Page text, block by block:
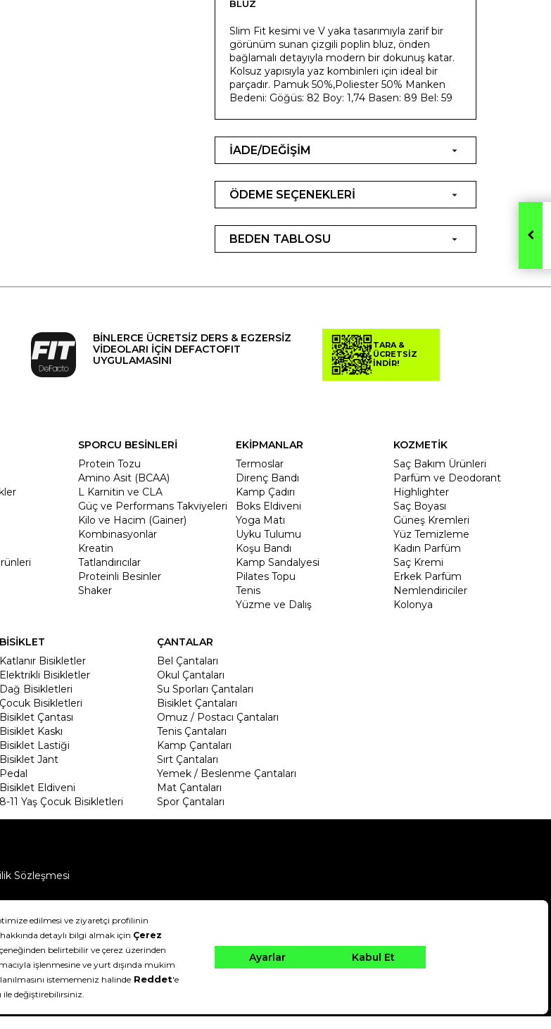
BLUZ
Slim Fit kesimi ve V yaka tasarımıyla zarif bir
görünüm sunan çizgili poplin bluz, önden
bağlamalı detayıyla modern bir dokunuş katar.
Kolsuz yapısıyla yaz kombinleri için ideal bir
parçadır. Pamuk 50%,Poliester 50% Manken
Bedeni: Göğüs: 82 Boy: 1,74 Basen: 89 Bel: 59
İADE/DEĞİŞİM
ÖDEME SEÇENEKLERİ
BEDEN TABLOSU
BİNLERCE ÜCRETSİZ DERS & EGZERSİZ
VİDEOLARI İÇİN DEFACTOFIT
UYGULAMASINI
TARA &
ÜCRETSİZ
İNDİR!
SPORCU BESİNLERİ
Protein Tozu
Amino Asit (BCAA)
L Karnitin ve CLA
Güç ve Performans Takviyeleri
Kilo ve Hacim (Gainer)
Kombinasyonlar
Kreatin
Tatlandırıcılar
Proteinli Besinler
Shaker
EKİPMANLAR
Termoslar
Direnç Bandı
Kamp Çadırı
Boks Eldiveni
Yoga Matı
Uyku Tulumu
Koşu Bandı
Kamp Sandalyesi
Pilates Topu
Tenis
Yüzme ve Dalış
KOZMETİK
Saç Bakım Ürünleri
Parfüm ve Deodorant
Highlighter
Saç Boyası
Güneş Kremleri
Yüz Temizleme
Kadın Parfüm
Saç Kremi
Erkek Parfüm
Nemlendiriciler
Kolonya
BİSİKLET
Katlanır Bisikletler
Elektrikli Bisikletler
Dağ Bisikletleri
Çocuk Bisikletleri
Bisiklet Çantası
Bisiklet Kaskı
Bisiklet Lastiği
Bisiklet Jant
Pedal
Bisiklet Eldiveni
8-11 Yaş Çocuk Bisikletleri
ÇANTALAR
Bel Çantaları
Okul Çantaları
Su Sporları Çantaları
Bisiklet Çantaları
Omuz / Postacı Çantaları
Tenis Çantaları
Kamp Çantaları
Sırt Çantaları
Yemek / Beslenme Çantaları
Mat Çantaları
Spor Çantaları
Sözleşmesi